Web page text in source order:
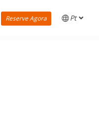
Reserve Agora Pt